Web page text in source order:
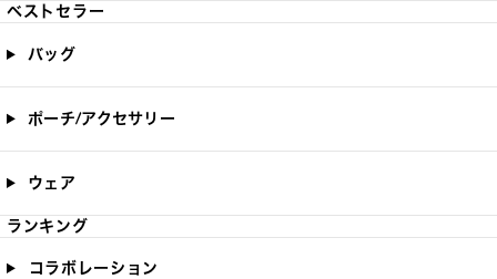
ベストセラー
バッグ
ポーチ/アクセサリー
ウェア
ランキング
コラボレーション